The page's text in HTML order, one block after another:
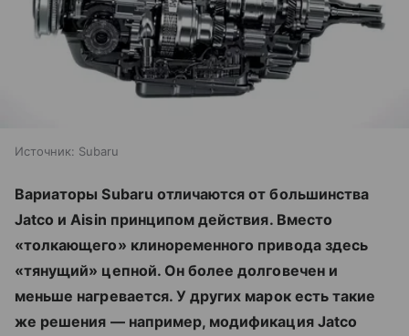
Источник: Subaru
Вариаторы Subaru отличаются от большинства
Jatco и Aisin принципом действия. Вместо
«толкающего» клиноременного привода здесь
«тянущий» цепной. Он более долговечен и
меньше нагревается. У других марок есть такие
же решения — например, модификация Jatco